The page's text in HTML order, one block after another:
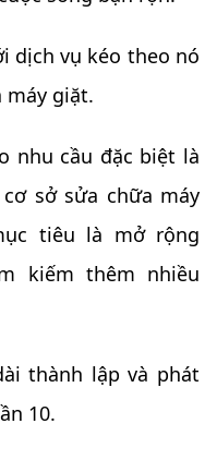
dịch vụ kéo theo nó
máy giặt.
nhu cầu đặc biệt là
sở sửa chữa máy
tiêu là mở rộng
kiếm thêm nhiều
thành lập và phát
10.